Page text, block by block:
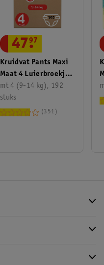
Kruidvat Pants Maxi
Maat 4 Luierbroekjes
Volumedoos - 192 St
mt 4 (9-14 kg), 192
stuks
47.
97
351